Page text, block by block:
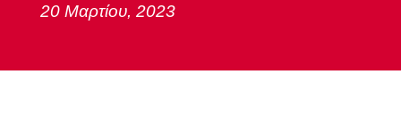
20 Μαρτίου, 2023